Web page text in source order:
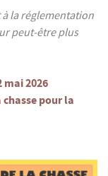
la réglementation
peut-être plus
mai 2026
pour la